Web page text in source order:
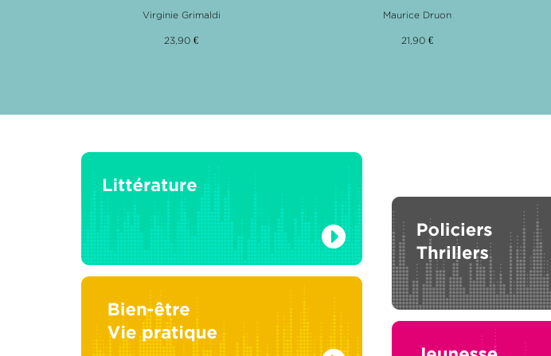
Virginie Grimaldi
23,90 €
Maurice Druon
21,90 €